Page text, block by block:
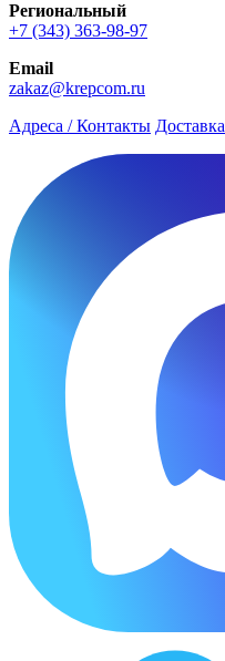
Региональный
+7 (343) 363-98-97
Email
zakaz@krepcom.ru
Адреса / Контакты Доставка